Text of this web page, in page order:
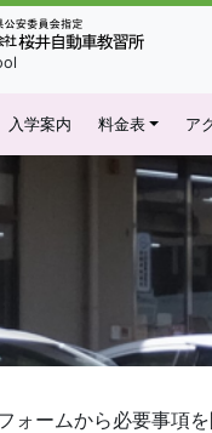
入学案内 料金表 ア
ォームから必要事項